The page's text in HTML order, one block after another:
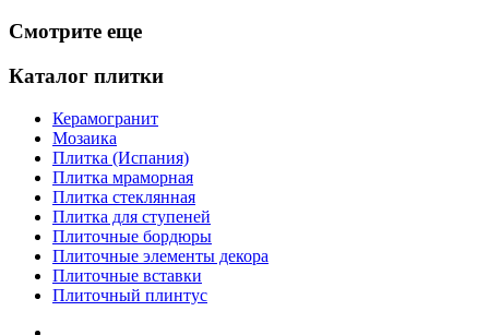
Смотрите еще
Каталог плитки
Керамогранит
Мозаика
Плитка (Испания)
Плитка мраморная
Плитка стеклянная
Плитка для ступеней
Плиточные бордюры
Плиточные элементы декора
Плиточные вставки
Плиточный плинтус